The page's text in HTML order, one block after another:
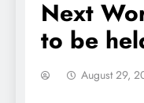
Next
to be
August 29,